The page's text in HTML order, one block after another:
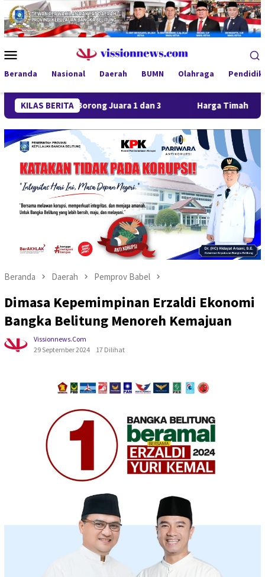
Loncat
ke
konten
Mobile
Beranda Nasional Daerah BUMN Olahraga
KILAS BERITA
FC Borong Juara 1 dan 3 Harga Timah Turun, Aktivitas
Beranda Daerah Pemprov Babel
Dimasa Kepemimpinan Erzaldi Ekonomi
Bangka Belitung Menoreh Kemajuan
Vissionnews.com
29 September 2024
17 Dilihat